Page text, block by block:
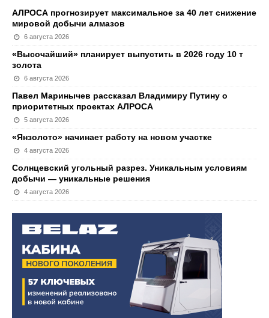
АЛРОСА прогнозирует максимальное за 40 лет снижение
мировой добычи алмазов
6 августа 2026
«Высочайший» планирует выпустить в 2026 году 10 т
золота
6 августа 2026
Павел Маринычев рассказал Владимиру Путину о
приоритетных проектах АЛРОСА
5 августа 2026
«Янзолото» начинает работу на новом участке
4 августа 2026
Солнцевский угольный разрез. Уникальным условиям
добычи — уникальные решения
4 августа 2026